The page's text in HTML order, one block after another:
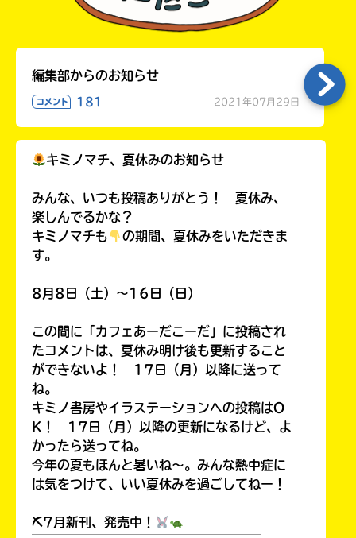
編集部からのお知らせ
コメント 181 2021年07月29日
キミノマチ、夏休みのお知らせ
みんな、いつも投稿ありがとう！ 夏休み、
楽しんでるかな？
キミノマチも
の期間、夏休みをいただきま
す。
8月8日（土）～16日（日）
この間に「カフェあーだこーだ」に投稿され
たコメントは、夏休み明け後も更新すること
ができないよ！ 17日（月）以降に送って
ね。
キミノ書房やイラステーションへの投稿はO
K！ 17日（月）以降の更新になるけど、よ
かったら送ってね。
今年の夏もほんと暑いね～。みんな熱中症に
は気をつけて、いい夏休みを過ごしてねー！
⛏7月新刊、発売中！